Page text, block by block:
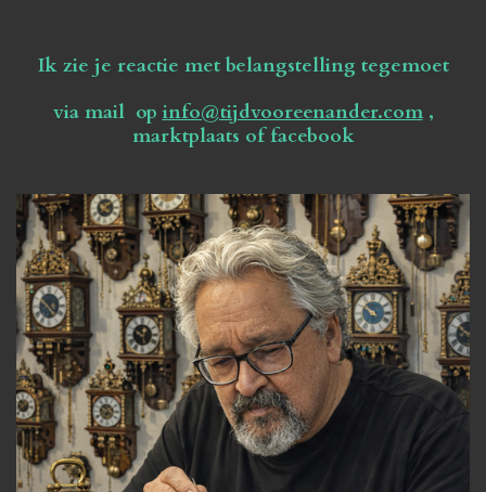
Ik zie je reactie met belangstelling tegemoet
via mail opinfo@tijdvooreenander.com,
marktplaats of facebook